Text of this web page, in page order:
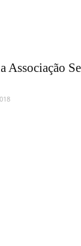
Associação